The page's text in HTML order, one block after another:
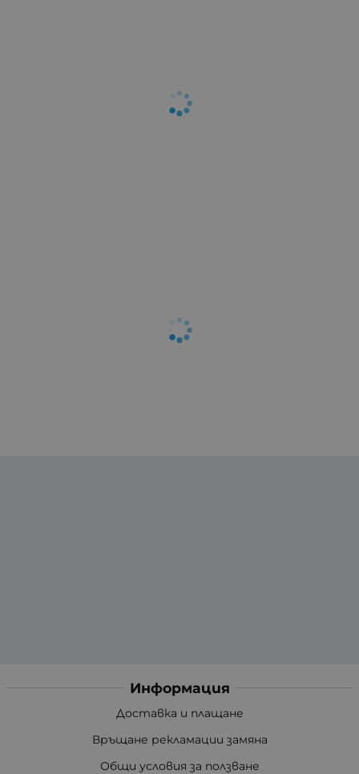
Информация
Доставка и плащане
Връщане рекламации замяна
Общи условия за ползване